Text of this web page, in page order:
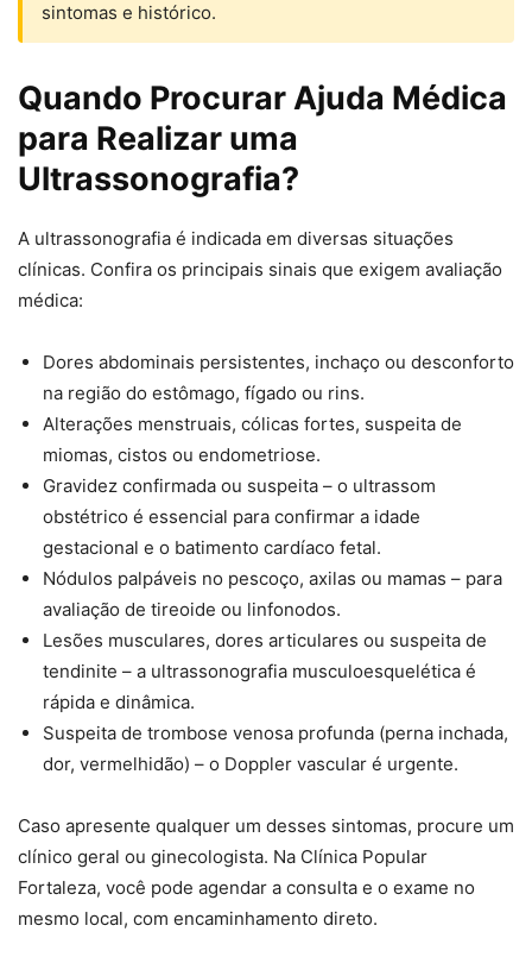
sintomas e histórico.
Quando Procurar Ajuda Médica
para Realizar uma
Ultrassonografia?
A ultrassonografia é indicada em diversas situações
clínicas. Confira os principais sinais que exigem avaliação
médica:
Dores abdominais persistentes, inchaço ou desconforto
na região do estômago, fígado ou rins.
Alterações menstruais, cólicas fortes, suspeita de
miomas, cistos ou endometriose.
Gravidez confirmada ou suspeita – o ultrassom
obstétrico é essencial para confirmar a idade
gestacional e o batimento cardíaco fetal.
Nódulos palpáveis no pescoço, axilas ou mamas – para
avaliação de tireoide ou linfonodos.
Lesões musculares, dores articulares ou suspeita de
tendinite – a ultrassonografia musculoesquelética é
rápida e dinâmica.
Suspeita de trombose venosa profunda (perna inchada,
dor, vermelhidão) – o Doppler vascular é urgente.
Caso apresente qualquer um desses sintomas, procure um
clínico geral ou ginecologista. Na Clínica Popular
Fortaleza, você pode agendar a consulta e o exame no
mesmo local, com encaminhamento direto.